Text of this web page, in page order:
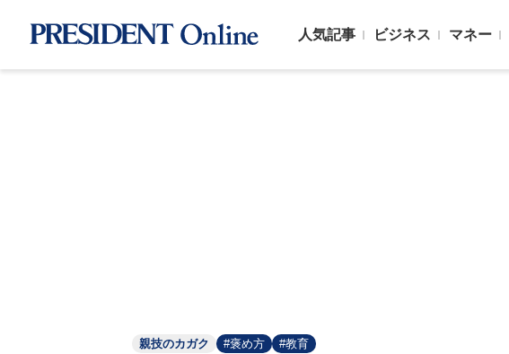
人気記事 ビジネス マネー
親技のカガク #褒め方 #教育